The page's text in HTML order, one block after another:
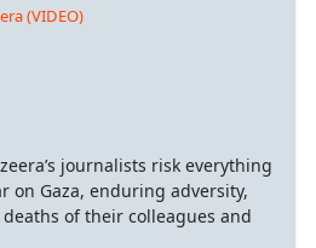
(VIDEO)
journalists risk everything
on Gaza, enduring adversity,
of their colleagues and